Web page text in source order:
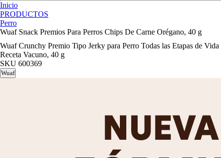
Inicio
PRODUCTOS
Perro
Wuaf Snack Premios Para Perros Chips De Carne Orégano, 40 g
Wuaf Crunchy Premio Tipo Jerky para Perro Todas las Etapas de Vida
Receta Vacuno, 40 g
SKU 600369
Wuaf